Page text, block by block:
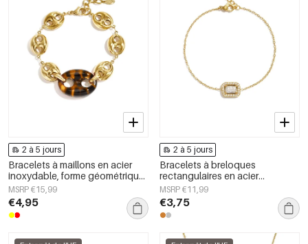
2 à 5 jours
Bracelets à maillons en acier
inoxydable, forme géométrique,
collection Simple Daily Simple,
bijoux pour femmes
MSRP €15,99
€4,95
2 à 5 jours
Bracelets à breloques
rectangulaires en acier
inoxydable, collection Simple
Daily Simple, bijoux pour
femmes
MSRP €11,99
€3,75